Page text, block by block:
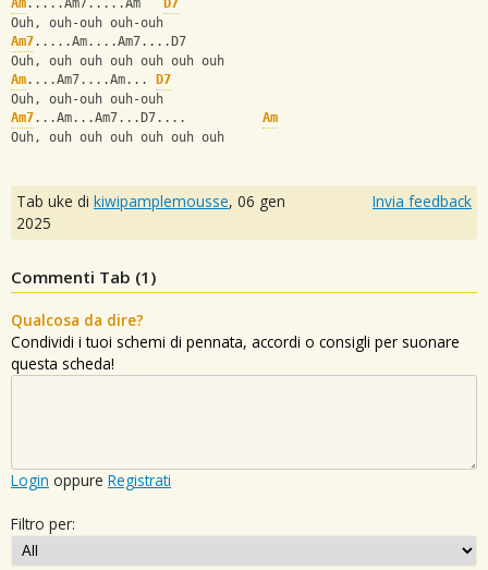
Am.....Am7.....Am
D7
Ouh, ouh-ouh ouh-ouh
Am7.....Am....Am7....D7
Ouh, ouh ouh ouh ouh ouh ouh
Am....Am7....Am...
D7
Ouh, ouh-ouh ouh-ouh
Am7...Am...Am7...D7.... Am
Ouh, ouh ouh ouh ouh ouh ouh
Tab uke di kiwipamplemousse, 06 gen
2025
Invia feedback
Commenti Tab (1 )
Qualcosa da dire?
Condividi i tuoi schemi di pennata, accordi o consigli per suonare
questa scheda!
Login oppure Registrati
Filtro per: